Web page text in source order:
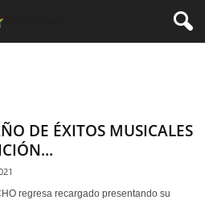
DE ÉXITOS MUSICALES
regresa recargado presentando su